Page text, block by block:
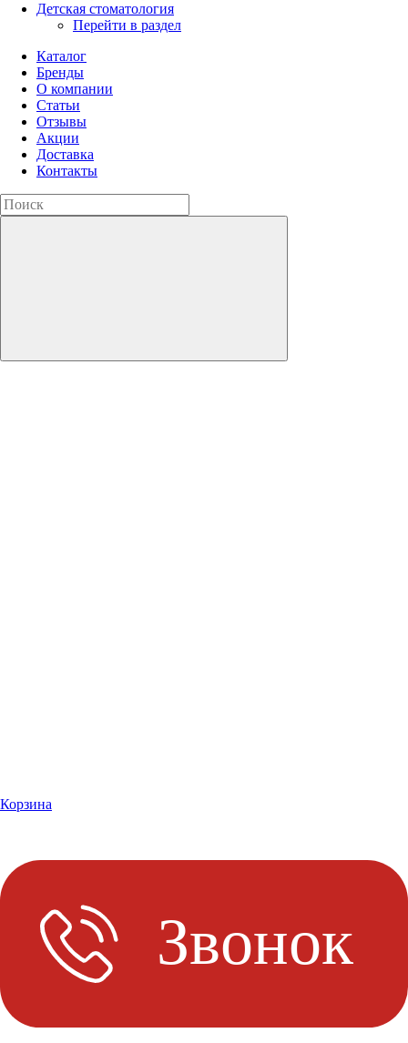
Детская стоматология
Перейти в раздел
Каталог
Бренды
О компании
Статьи
Отзывы
Акции
Доставка
Контакты
Корзина